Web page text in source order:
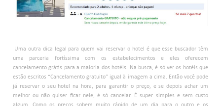
Uma outra dica legal para quem vai reservar o hotel é que esse buscador têm
uma parceria fortíssima com os estabelecimentos e eles oferecem
cancelamento grátis para a maioria dos hotéis. Na busca, é só ver os hotéis que
estão escritos “Cancelamento gratuito” igual à imagem a cima. Então você pode
já reservar o seu hotel na hora, para garantir o preço, e se depois achar um
melhor ou não quiser ficar nele, é só cancelar. É super simples e sem custo